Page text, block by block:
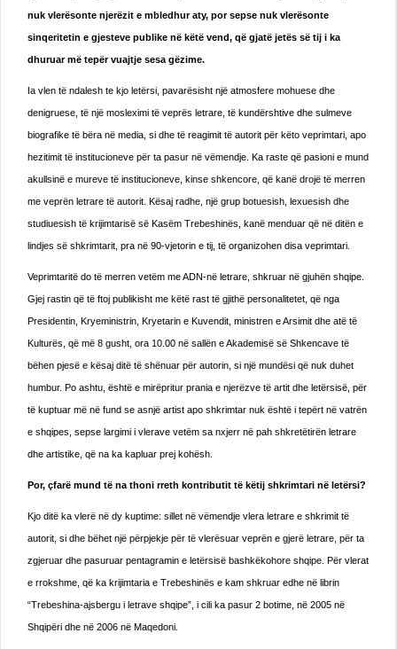
nuk vlerësonte njerëzit e mbledhur aty, por sepse nuk vlerësonte
sinqeritetin e gjesteve publike në këtë vend, që gjatë jetës së tij i ka
dhuruar më tepër vuajtje sesa gëzime.
Ia vlen të ndalesh te kjo letërsi, pavarësisht një atmosfere mohuese dhe
denigruese, të një mosleximi të veprës letrare, të kundërshtive dhe sulmeve
biografike të bëra në media, si dhe të reagimit të autorit për këto veprimtari, apo
hezitimit të institucioneve për ta pasur në vëmendje. Ka raste që pasioni e mund
akullsinë e mureve të institucioneve, kinse shkencore, që kanë drojë të merren
me veprën letrare të autorit. Kësaj radhe, një grup botuesish, lexuesish dhe
studiuesish të krijimtarisë së Kasëm Trebeshinës, kanë menduar që në ditën e
lindjes së shkrimtarit, pra në 90-vjetorin e tij, të organizohen disa veprimtari.
Veprimtaritë do të merren vetëm me ADN-në letrare, shkruar në gjuhën shqipe.
Gjej rastin që të ftoj publikisht me këtë rast të gjithë personalitetet, që nga
Presidentin, Kryeministrin, Kryetarin e Kuvendit, ministren e Arsimit dhe atë të
Kulturës, që më 8 gusht, ora 10.00 në sallën e Akademisë së Shkencave të
bëhen pjesë e kësaj ditë të shënuar për autorin, si një mundësi që nuk duhet
humbur. Po ashtu, është e mirëpritur prania e njerëzve të artit dhe letërsisë, për
të kuptuar më në fund se asnjë artist apo shkrimtar nuk është i tepërt në vatrën
e shqipes, sepse largimi i vlerave vetëm sa nxjerr në pah shkretëtirën letrare
dhe artistike, që na ka kapluar prej kohësh.
Por, çfarë mund të na thoni rreth kontributit të këtij shkrimtari në letërsi?
Kjo ditë ka vlerë në dy kuptime: sillet në vëmendje vlera letrare e shkrimit të
autorit, si dhe bëhet një përpjekje për të vlerësuar veprën e gjerë letrare, për ta
zgjeruar dhe pasuruar pentagramin e letërsisë bashkëkohore shqipe. Për vlerat
e rrokshme, që ka krijimtaria e Trebeshinës e kam shkruar edhe në librin
“Trebeshina-ajsbergu i letrave shqipe”, i cili ka pasur 2 botime, në 2005 në
Shqipëri dhe në 2006 në Maqedoni.